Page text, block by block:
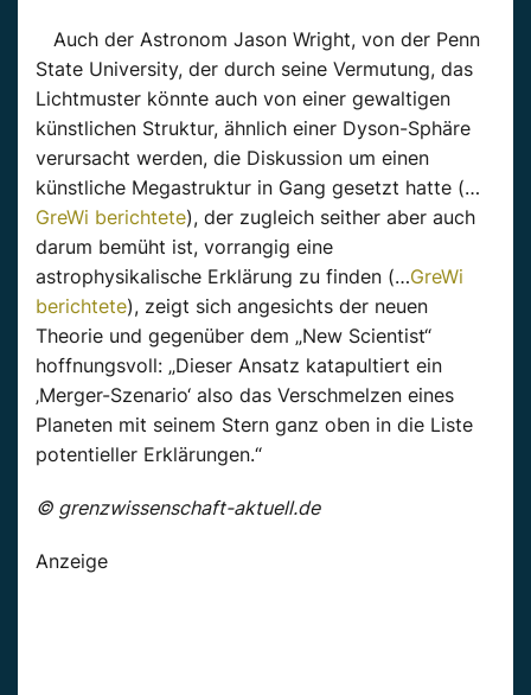
Auch der Astronom Jason Wright, von der Penn
State University, der durch seine Vermutung, das
Lichtmuster könnte auch von einer gewaltigen
künstlichen Struktur, ähnlich einer Dyson-Sphäre
verursacht werden, die Diskussion um einen
künstliche Megastruktur in Gang gesetzt hatte (…
GreWi berichtete), der zugleich seither aber auch
darum bemüht ist, vorrangig eine
astrophysikalische Erklärung zu finden (…GreWi
berichtete), zeigt sich angesichts der neuen
Theorie und gegenüber dem „New Scientist“
hoffnungsvoll: „Dieser Ansatz katapultiert ein
‚Merger-Szenario‘ also das Verschmelzen eines
Planeten mit seinem Stern ganz oben in die Liste
potentieller Erklärungen.“
© grenzwissenschaft-aktuell.de
Anzeige